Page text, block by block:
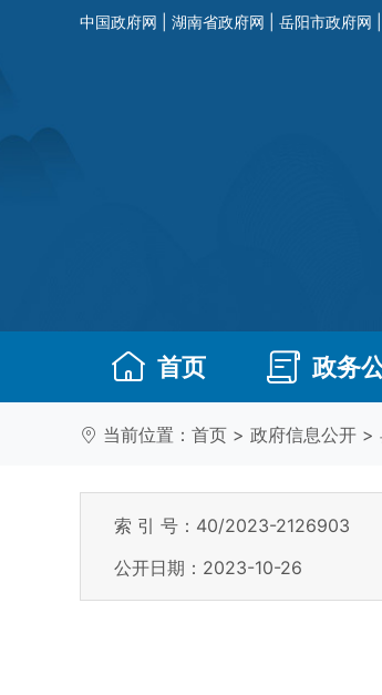
中国政府网 湖南省政府网 岳阳市政府网
首页 政务
当前位置： 首页 > 政府信息公开 >
索 引 号：40/2023-2126903
公开日期：2023-10-26